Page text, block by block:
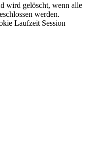
wird gelöscht, wenn alle
werden.
Laufzeit Session